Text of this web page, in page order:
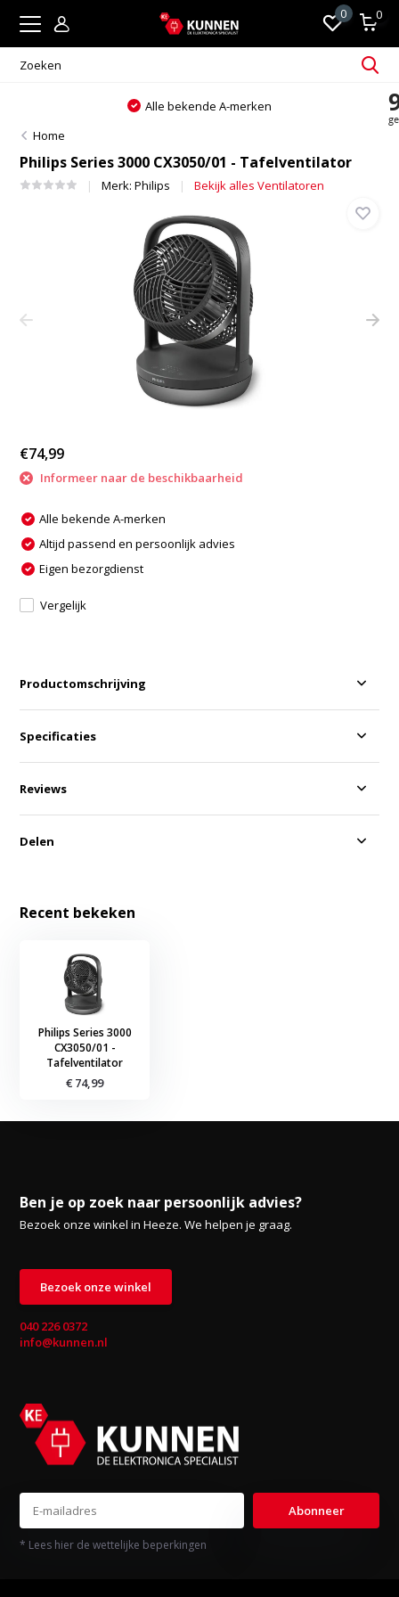
0 0
Alle bekende A-merken
Home
Philips Series 3000 CX3050/01 - Tafelventilator
Merk:Philips Bekijk alles Ventilatoren
€74,99
Informeer naar de beschikbaarheid
Alle bekende A-merken
Altijd passend en persoonlijk advies
Eigen bezorgdienst
Vergelijk
Productomschrijving
Specificaties
Reviews
Delen
Recent bekeken
Philips Series 3000
CX3050/01 -
Tafelventilator
€ 74,99
Ben je op zoek naar persoonlijk advies?
Bezoek onze winkel in Heeze. We helpen je graag.
Bezoek onze winkel
040 226 0372
info@kunnen.nl
Abonneer
* Lees hier de wettelijke beperkingen